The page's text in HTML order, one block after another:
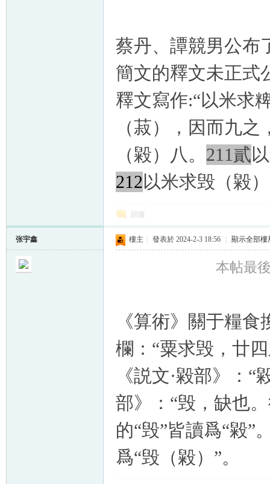
蔡丹、譚競男公布
簡文的釋文未正式
釋文寫作:“以米求
（菽），因而九之
（毇） 八。 211貳
212以米求毁 （毇）
回復
张宇鑫 樓主 發表於 2024-2-3 18:56 顯示全部樓
本帖最
《算術》關于糧
欄：“粟求毁，廿
《説文·毇部》：
部》：“毁，缺也
的“毁”皆讀爲“毇”
爲“毁（毇）”。